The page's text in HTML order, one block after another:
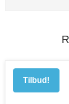
Tilbud!